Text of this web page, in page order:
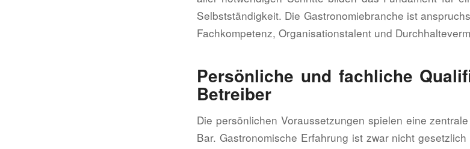
Selbstständigkeit. Die Gastronomiebranche ist
Fachkompetenz, Organisationstalent und
Persönliche und fachliche
Betreiber
Die persönlichen Voraussetzungen spielen eine
Bar. Gastronomische Erfahrung ist zwar nicht